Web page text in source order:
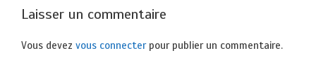
Laisser un commentaire
Vous devez vous connecterpour publier un commentaire.